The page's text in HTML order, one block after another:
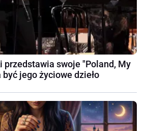
przedstawia swoje "Poland, My
jego życiowe dzieło